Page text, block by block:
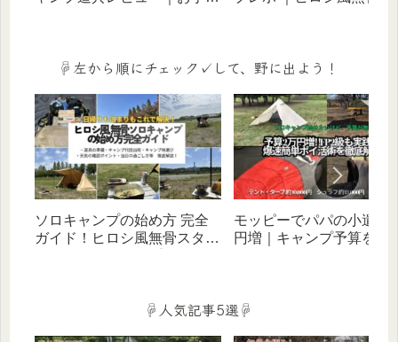
☟左から順にチェック✓して、野に出よう！
ソロキャンプの始め方 完全
ガイド！ヒロシ風無骨スタイ
モッピーでパパの小遣い
円増｜キャンプ予算を増
☟人気記事5選☟